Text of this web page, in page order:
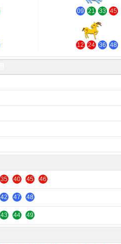
09 21 33 45
12 24 36 48
35 40 45 46
42 47 48
43 44 49